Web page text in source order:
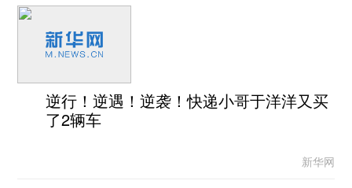
逆行！逆遇！逆袭！快递小哥于洋洋又买
了2辆车
新华网